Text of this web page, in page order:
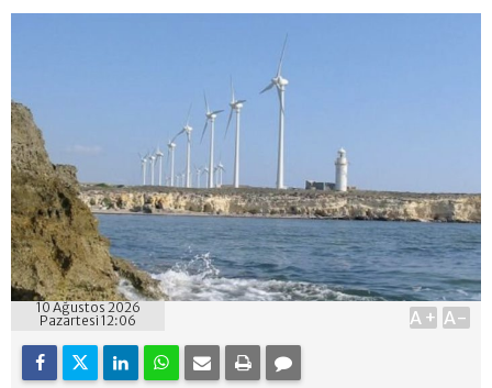
10 Ağustos 2026
Pazartesi 12:06
A+ A-